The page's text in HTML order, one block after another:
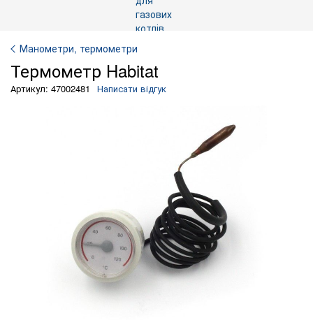
Манометри, термометри
Термометр Habitat
Артикул: 47002481 Написати відгук